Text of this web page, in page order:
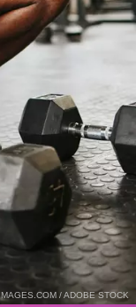
/ ADOBE STOCK